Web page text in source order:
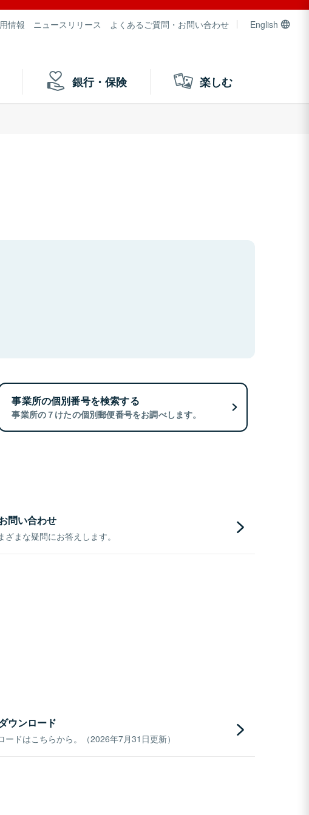
情報 ニュースリリース よくあるご質問・お問い合わせ English
銀行・保険 楽しむ
事業所の個別番号を検索する
事業所の７けたの個別郵便番号をお調べします。
問い合わせ
まな疑問にお答えします。
ウンロード
ードはこちらから。（2026年7月31日更新）